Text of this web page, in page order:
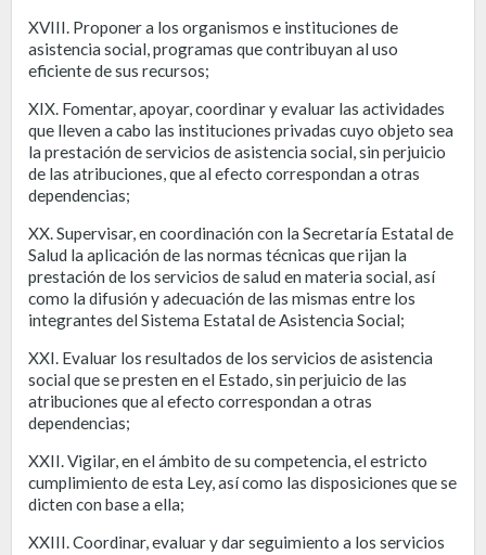
XVIII. Proponer a los organismos e instituciones de
asistencia social, programas que contribuyan al uso
eficiente de sus recursos;
XIX. Fomentar, apoyar, coordinar y evaluar las actividades
que lleven a cabo las instituciones privadas cuyo objeto sea
la prestación de servicios de asistencia social, sin perjuicio
de las atribuciones, que al efecto correspondan a otras
dependencias;
XX. Supervisar, en coordinación con la Secretaría Estatal de
Salud la aplicación de las normas técnicas que rijan la
prestación de los servicios de salud en materia social, así
como la difusión y adecuación de las mismas entre los
integrantes del Sistema Estatal de Asistencia Social;
XXI. Evaluar los resultados de los servicios de asistencia
social que se presten en el Estado, sin perjuicio de las
atribuciones que al efecto correspondan a otras
dependencias;
XXII. Vigilar, en el ámbito de su competencia, el estricto
cumplimiento de esta Ley, así como las disposiciones que se
dicten con base a ella;
XXIII. Coordinar, evaluar y dar seguimiento a los servicios